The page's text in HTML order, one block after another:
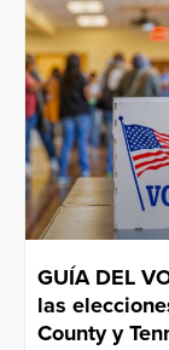
GUÍA DEL
las
County y